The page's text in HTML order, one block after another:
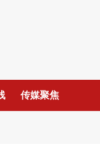
传媒聚焦